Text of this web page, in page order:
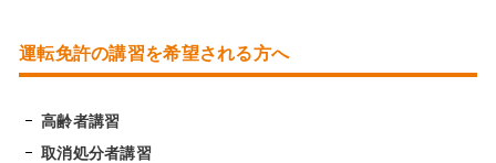
運転免許の講習を希望される方へ
高齢者講習
取消処分者講習